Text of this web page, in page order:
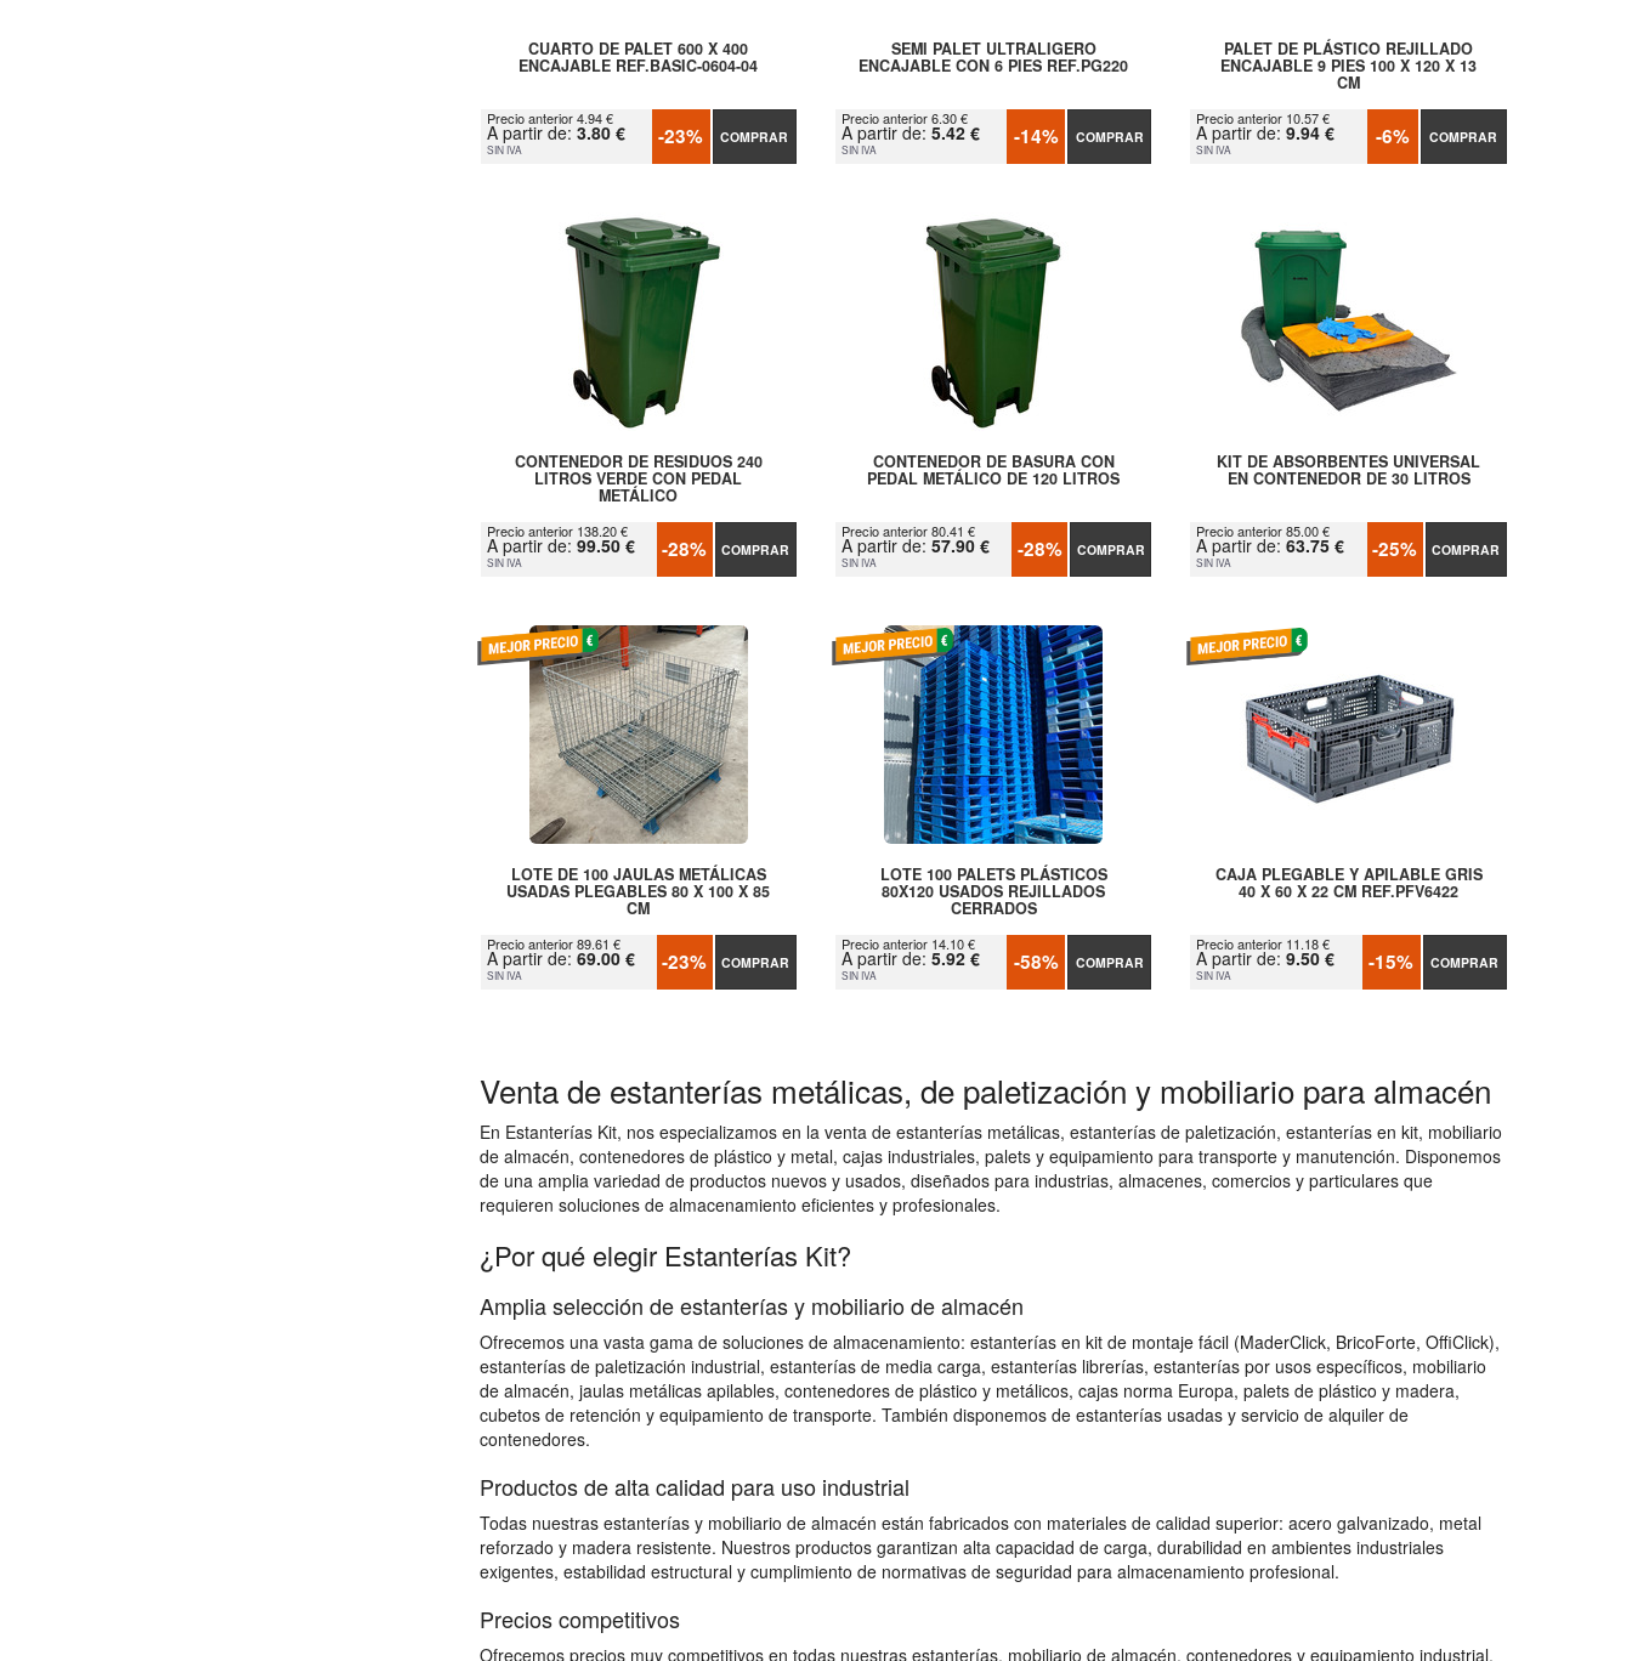
CUARTO DE PALET 600 X 400
ENCAJABLE REF.BASIC-0604-04
Precio anterior 4.94 €
A partir de: 3.80 €
SIN IVA -23% COMPRAR
SEMI PALET ULTRALIGERO
ENCAJABLE CON 6 PIES REF.PG220
Precio anterior 6.30 €
A partir de: 5.42 €
SIN IVA -14% COMPRAR
PALET DE PLÁSTICO REJILLADO
ENCAJABLE 9 PIES 100 X 120 X 13
CM
Precio anterior 10.57 €
A partir de:9.94 €
SIN IVA -6% COMPRAR
CONTENEDOR DE RESIDUOS 240
LITROS VERDE CON PEDAL
METÁLICO
Precio anterior 138.20 €
A partir de: 99.50 €
SIN IVA -28% COMPRAR
CONTENEDOR DE BASURA CON
PEDAL METÁLICO DE 120 LITROS
Precio anterior 80.41 €
A partir de: 57.90 €
SIN IVA -28% COMPRAR
KIT DE ABSORBENTES UNIVERSAL
EN CONTENEDOR DE 30 LITROS
Precio anterior 85.00 €
A partir de:63.75 €
SIN IVA -25% COMPRAR
LOTE DE 100 JAULAS METÁLICAS
USADAS PLEGABLES 80 X 100 X 85
CM
Precio anterior 89.61 €
A partir de: 69.00 €
SIN IVA -23% COMPRAR
LOTE 100 PALETS PLÁSTICOS
80X120 USADOS REJILLADOS
CERRADOS
Precio anterior 14.10 €
A partir de: 5.92 €
SIN IVA -58% COMPRAR
CAJA PLEGABLE Y APILABLE GRIS
40 X 60 X 22 CM REF.PFV6422
Precio anterior 11.18 €
A partir de:9.50 €
SIN IVA -15% COMPRAR
Venta de estanterías metálicas, de paletización y mobiliario para almacén
En Estanterías Kit, nos especializamos en la venta de estanterías metálicas, estanterías de paletización, estanterías en kit, mobiliario
de almacén, contenedores de plástico y metal, cajas industriales, palets y equipamiento para transporte y manutención. Disponemos
de una amplia variedad de productos nuevos y usados, diseñados para industrias, almacenes, comercios y particulares que
requieren soluciones de almacenamiento eficientes y profesionales.
¿Por qué elegir Estanterías Kit?
Amplia selección de estanterías y mobiliario de almacén
Ofrecemos una vasta gama de soluciones de almacenamiento: estanterías en kit de montaje fácil (MaderClick, BricoForte, OffiClick),
estanterías de paletización industrial, estanterías de media carga, estanterías librerías, estanterías por usos específicos, mobiliario
de almacén, jaulas metálicas apilables, contenedores de plástico y metálicos, cajas norma Europa, palets de plástico y madera,
cubetos de retención y equipamiento de transporte. También disponemos de estanterías usadas y servicio de alquiler de
contenedores.
Productos de alta calidad para uso industrial
Todas nuestras estanterías y mobiliario de almacén están fabricados con materiales de calidad superior: acero galvanizado, metal
reforzado y madera resistente. Nuestros productos garantizan alta capacidad de carga, durabilidad en ambientes industriales
exigentes, estabilidad estructural y cumplimiento de normativas de seguridad para almacenamiento profesional.
Precios competitivos
Ofrecemos precios muy competitivos en todas nuestras estanterías, mobiliario de almacén, contenedores y equipamiento industrial,